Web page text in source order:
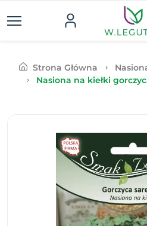
Strona Główna
Nasiona na kiełki